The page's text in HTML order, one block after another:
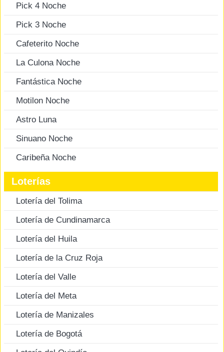
Pick 4 Noche
Pick 3 Noche
Cafeterito Noche
La Culona Noche
Fantástica Noche
Motilon Noche
Astro Luna
Sinuano Noche
Caribeña Noche
Loterías
Lotería del Tolima
Lotería de Cundinamarca
Lotería del Huila
Lotería de la Cruz Roja
Lotería del Valle
Lotería del Meta
Lotería de Manizales
Lotería de Bogotá